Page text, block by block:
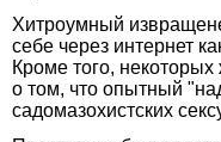
Хитроумный
себе через интернет
Кроме того,
о том, что опытный
садомазохистских